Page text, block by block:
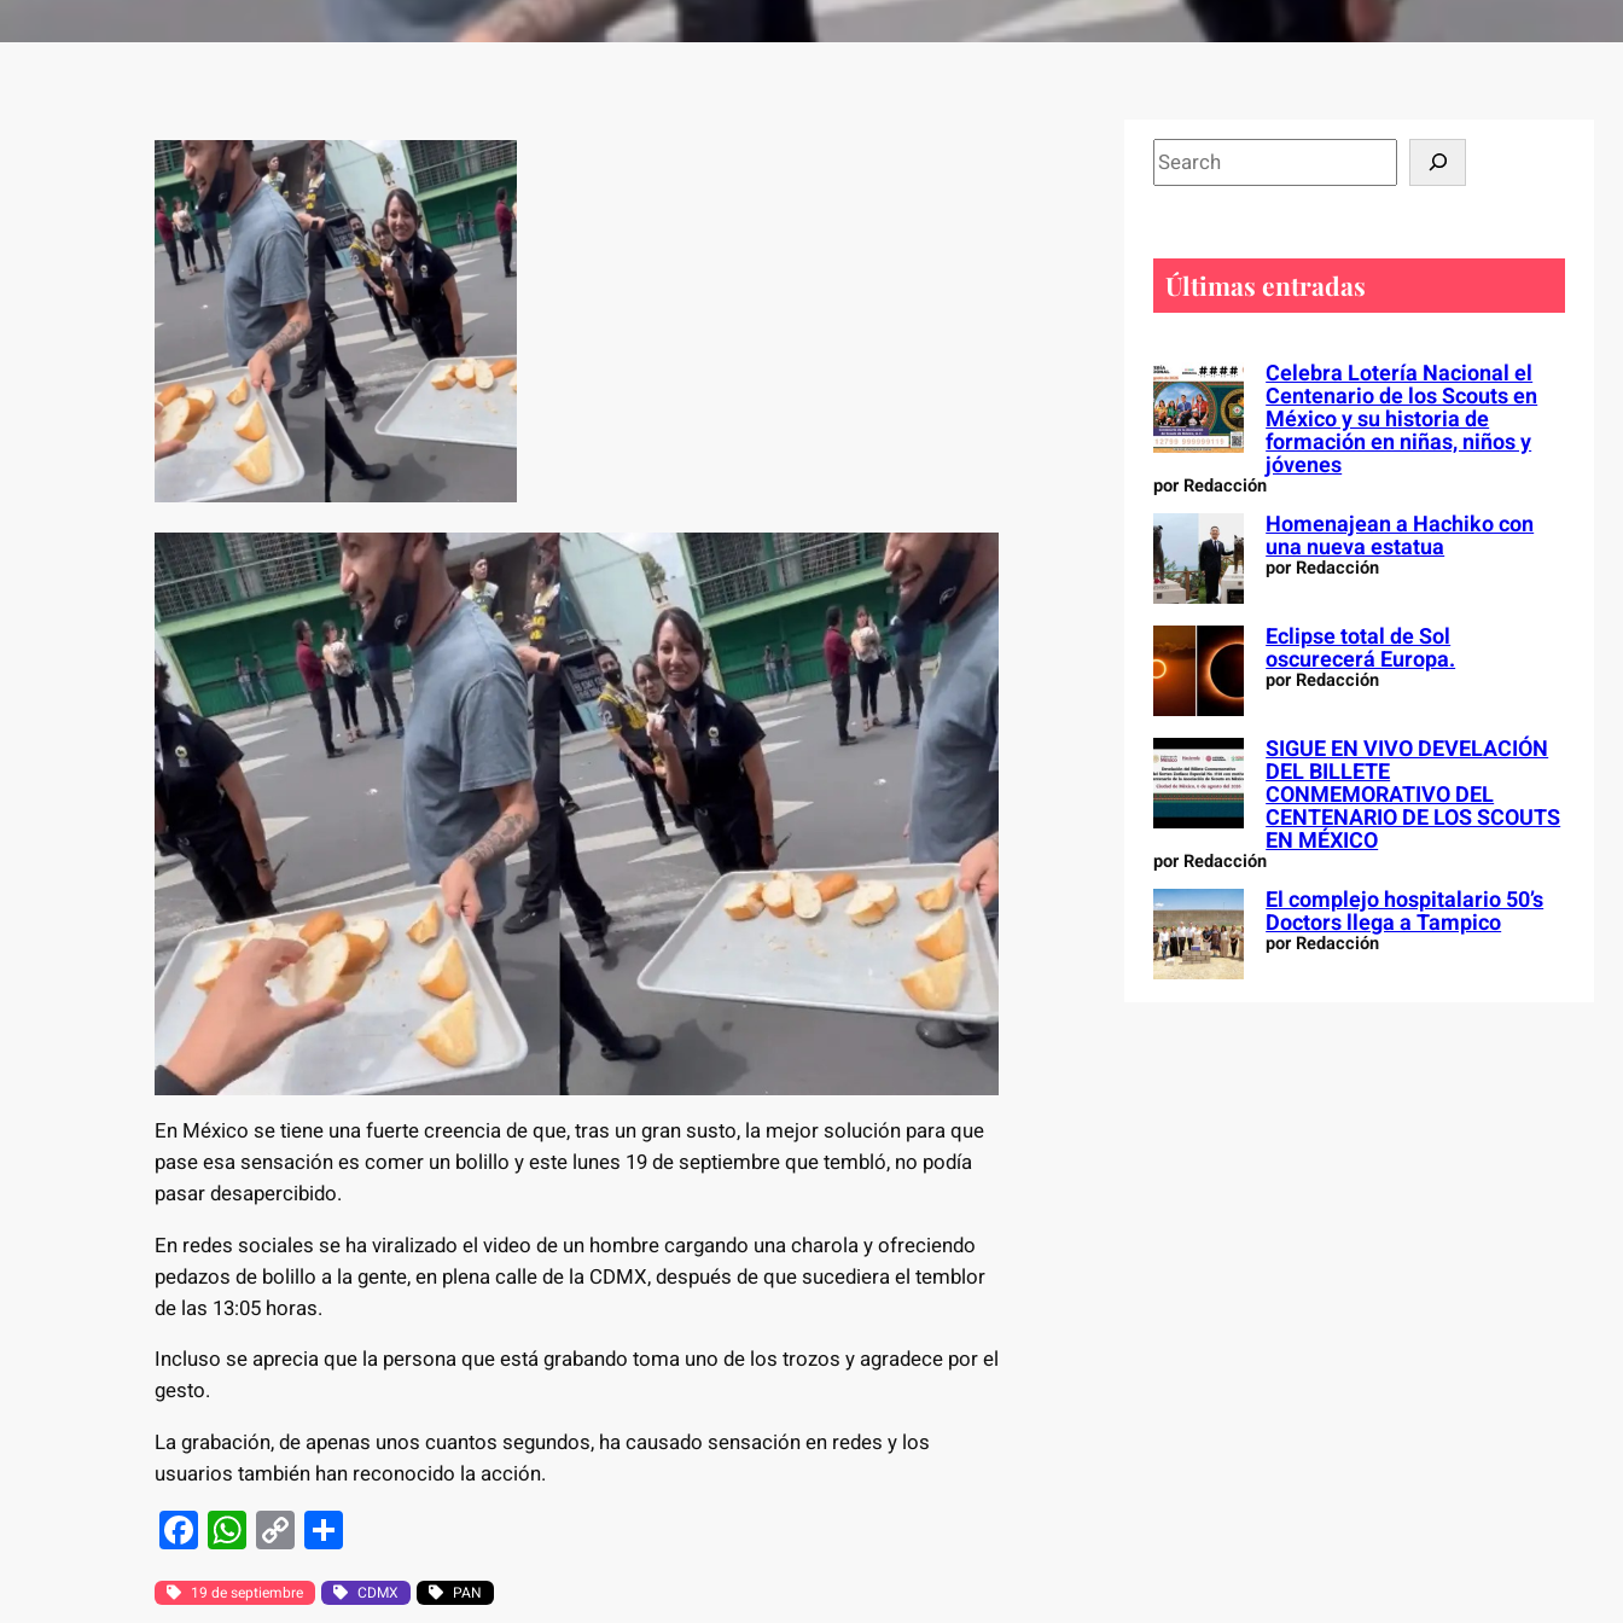
En México se tiene una fuerte creencia de que, tras un gran susto, la mejor solución para que
pase esa sensación es comer un bolillo y este lunes 19 de septiembre que tembló, no podía
pasar desapercibido.
En redes sociales se ha viralizado el video de un hombre cargando una charola y ofreciendo
pedazos de bolillo a la gente, en plena calle de la CDMX, después de que sucediera el temblor
de las 13:05 horas.
Incluso se aprecia que la persona que está grabando toma uno de los trozos y agradece por el
gesto.
La grabación, de apenas unos cuantos segundos, ha causado sensación en redes y los
usuarios también han reconocido la acción.
F
a
c
W
h
at
C
o
p
h
ar
19 de septiembre CDMX PAN
S
e
h
Últimas entradas
Celebra Lotería Nacional el
Centenario de los Scouts en
México y su historia de
formación en niñas, niños y
jóvenes
por Redacción
Homenajean a Hachiko con
una nueva estatua
por Redacción
Eclipse total de Sol
oscurecerá Europa.
por Redacción
SIGUE EN VIVO DEVELACIÓN
DEL BILLETE
CONMEMORATIVO DEL
CENTENARIO DE LOS SCOUTS
EN MÉXICO
por Redacción
El complejo hospitalario 50’s
Doctors llega a Tampico
por Redacción